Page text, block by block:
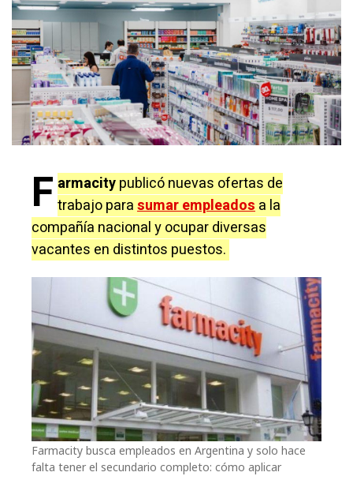
F armacitypublicó nuevas ofertas de
trabajo parasumar empleadosa la
compañía nacional y ocupar diversas
vacantes en distintos puestos.
Farmacity busca empleados en Argentina y solo hace
falta tener el secundario completo: cómo aplicar